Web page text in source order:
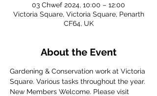
03 Chwef 2024, 10:00 – 12:00
Victoria Square, Victoria Square, Penarth
CF64, UK
About the Event
Gardening & Conservation work at Victoria
Square. Various tasks throughout the year.
New Members Welcome. Please visit